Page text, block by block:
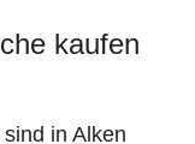
kaufen
in Alken